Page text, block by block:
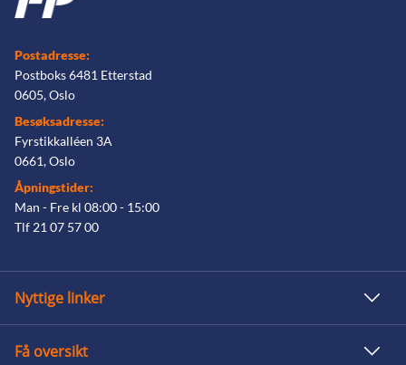
Nyttige linker
Få oversikt
Postadresse:
Postboks 6481 Etterstad
0605, Oslo
Besøksadresse:
Fyrstikkalléen 3A
0661, Oslo
Åpningstider:
Man - Fre kl 08:00 - 15:00
Tlf 21 07 57 00